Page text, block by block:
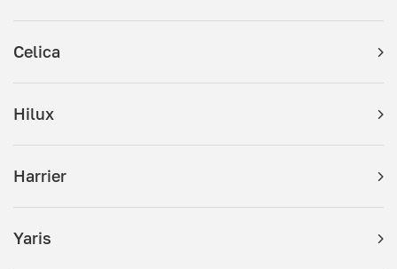
Celica
Hilux
Harrier
Yaris